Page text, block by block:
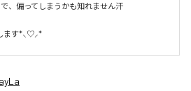
、偏ってしまうかも知れません汗
ます*⸜♡⸝*